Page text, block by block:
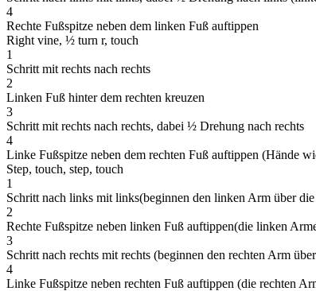
4
Rechte Fußspitze neben dem linken Fuß auftippen
Right vine, ½ turn r, touch
1
Schritt mit rechts nach rechts
2
Linken Fuß hinter dem rechten kreuzen
3
Schritt mit rechts nach rechts, dabei ½ Drehung nach rechts
4
Linke Fußspitze neben dem rechten Fuß auftippen (Hände
Step, touch, step, touch
1
Schritt nach links mit links(beginnen den linken Arm über
2
Rechte Fußspitze neben linken Fuß auftippen(die linken
3
Schritt nach rechts mit rechts (beginnen den rechten Arm
4
Linke Fußspitze neben rechten Fuß auftippen (die rechten